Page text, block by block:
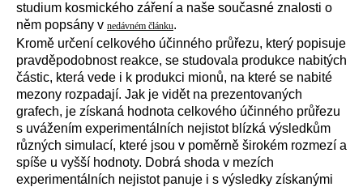
studium kosmického záření a naše současné znalosti o
něm popsány v nedávném článku.
Kromě určení celkového účinného průřezu, který popisuje
pravděpodobnost reakce, se studovala produkce nabitých
částic, která vede i k produkci mionů, na které se nabité
mezony rozpadají. Jak je vidět na prezentovaných
grafech, je získaná hodnota celkového účinného průřezu
s uvážením experimentálních nejistot blízká výsledkům
různých simulací, které jsou v poměrně širokém rozmezí a
spíše u vyšší hodnoty. Dobrá shoda v mezích
experimentálních nejistot panuje i s výsledky získanými